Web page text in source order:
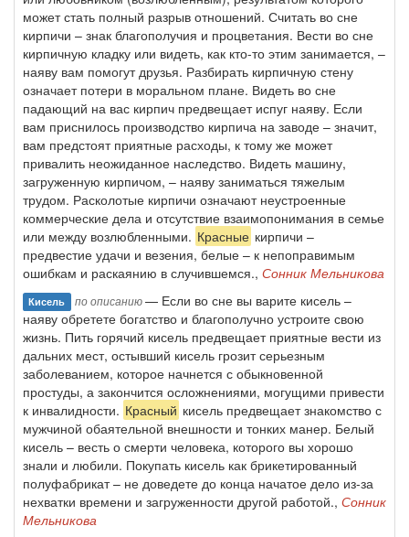
может стать полный разрыв отношений. Считать во сне
кирпичи – знак благополучия и процветания. Вести во сне
кирпичную кладку или видеть, как кто-то этим занимается, –
наяву вам помогут друзья. Разбирать кирпичную стену
означает потери в моральном плане. Видеть во сне
падающий на вас кирпич предвещает испуг наяву. Если
вам приснилось производство кирпича на заводе – значит,
вам предстоят приятные расходы, к тому же может
привалить неожиданное наследство. Видеть машину,
загруженную кирпичом, – наяву заниматься тяжелым
трудом. Расколотые кирпичи означают неустроенные
коммерческие дела и отсутствие взаимопонимания в семье
или между возлюбленными. Красные кирпичи –
предвестие удачи и везения, белые – к непоправимым
ошибкам и раскаянию в случившемся., Сонник Мельникова
Кисель по описанию— Если во сне вы варите кисель –
наяву обретете богатство и благополучно устроите свою
жизнь. Пить горячий кисель предвещает приятные вести из
дальних мест, остывший кисель грозит серьезным
заболеванием, которое начнется с обыкновенной
простуды, а закончится осложнениями, могущими привести
к инвалидности. Красный кисель предвещает знакомство с
мужчиной обаятельной внешности и тонких манер. Белый
кисель – весть о смерти человека, которого вы хорошо
знали и любили. Покупать кисель как брикетированный
полуфабрикат – не доведете до конца начатое дело из-за
нехватки времени и загруженности другой работой., Сонник
Мельникова